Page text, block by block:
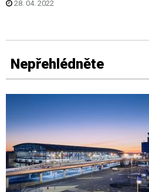
28. 04. 2022
Nepřehlédněte